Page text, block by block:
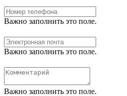
Важно заполнить это поле.
Важно заполнить это поле.
Важно заполнить это поле.